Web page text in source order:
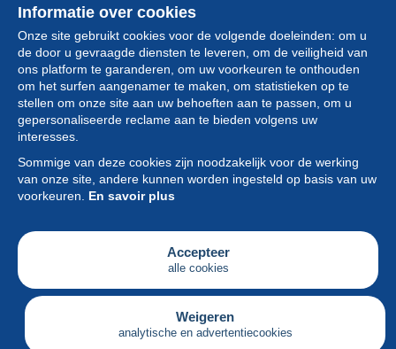
Informatie over cookies
Onze site gebruikt cookies voor de volgende doeleinden: om u
de door u gevraagde diensten te leveren, om de veiligheid van
ons platform te garanderen, om uw voorkeuren te onthouden
om het surfen aangenamer te maken, om statistieken op te
stellen om onze site aan uw behoeften aan te passen, om u
gepersonaliseerde reclame aan te bieden volgens uw
interesses.
Sommige van deze cookies zijn noodzakelijk voor de werking
van onze site, andere kunnen worden ingesteld op basis van uw
voorkeuren. En savoir plus
Accepteer
alle cookies
Weigeren
analytische en advertentiecookies
Collectie
Nieuws
Functie
Vereniging
Diensten
Schrijven